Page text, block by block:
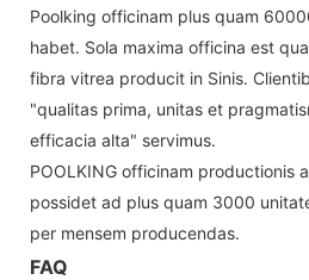
Poolking officinam plus quam
habet. Sola maxima officina est
fibra vitrea producit in Sinis.
"qualitas prima, unitas et
efficacia alta" servimus.
POOLKING officinam productionis
possidet ad plus quam 3000
per mensem producendas.
FAQ